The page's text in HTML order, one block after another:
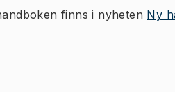
finns i nyheten Ny